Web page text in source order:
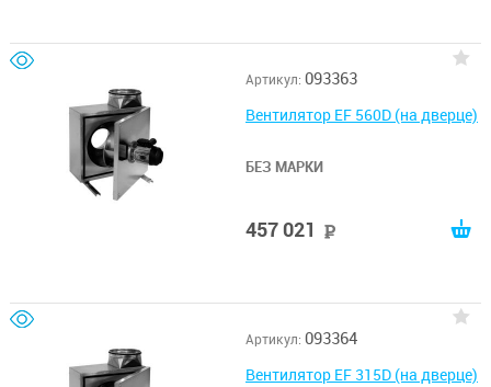
Артикул: 093363
Вентилятор EF 560D (на дверце)
БЕЗ МАРКИ
457 021
Артикул: 093364
Вентилятор EF 315D (на дверце)